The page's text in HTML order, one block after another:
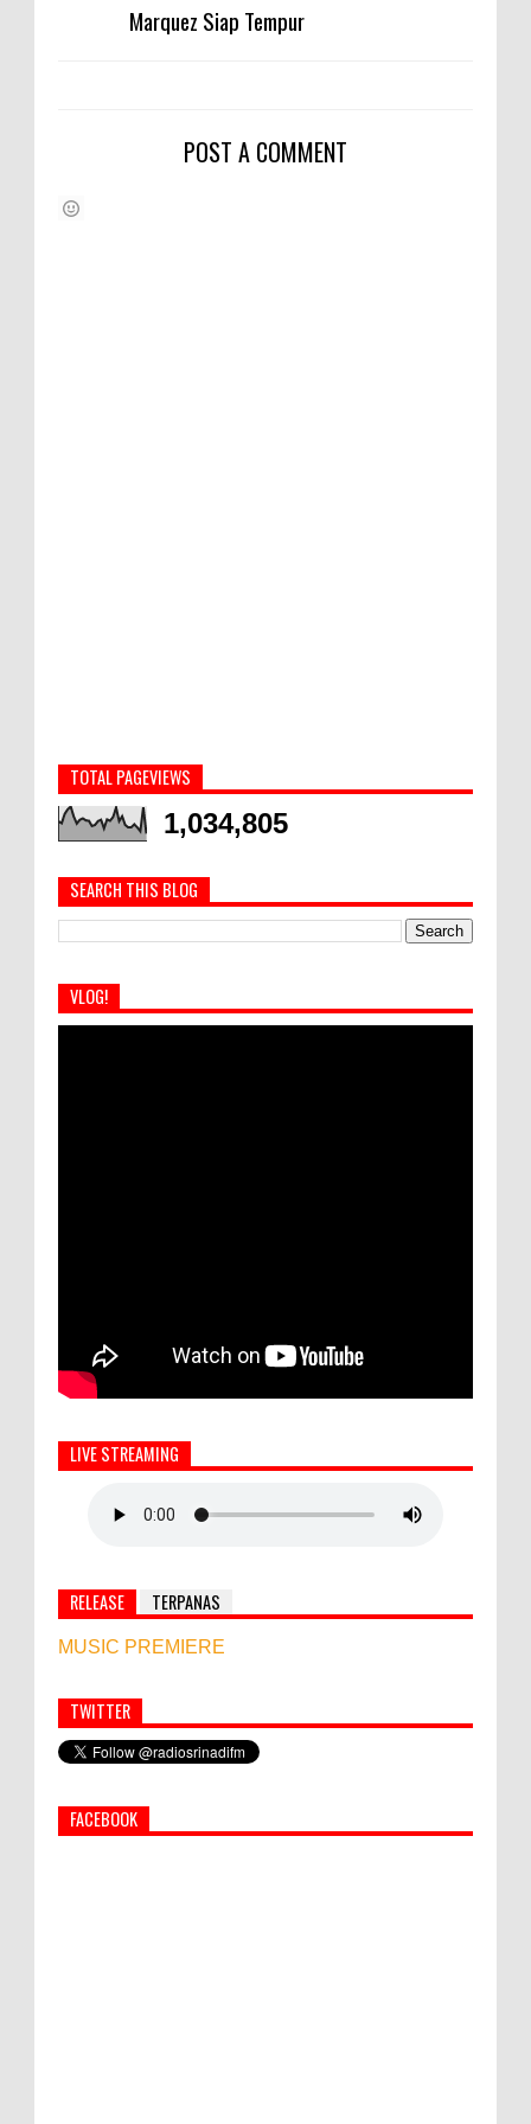
Marquez Siap Tempur
POST A COMMENT
TOTAL PAGEVIEWS
1,034,805
SEARCH THIS BLOG
VLOG!
LIVE STREAMING
RELEASE TERPANAS
MUSIC PREMIERE
Simbol Persahabatan, RI Bangun Islamic Centre di
Afghanistan
PEMKAB KLUNGKUNG GELAR PASAR
TWITTER
FACEBOOK